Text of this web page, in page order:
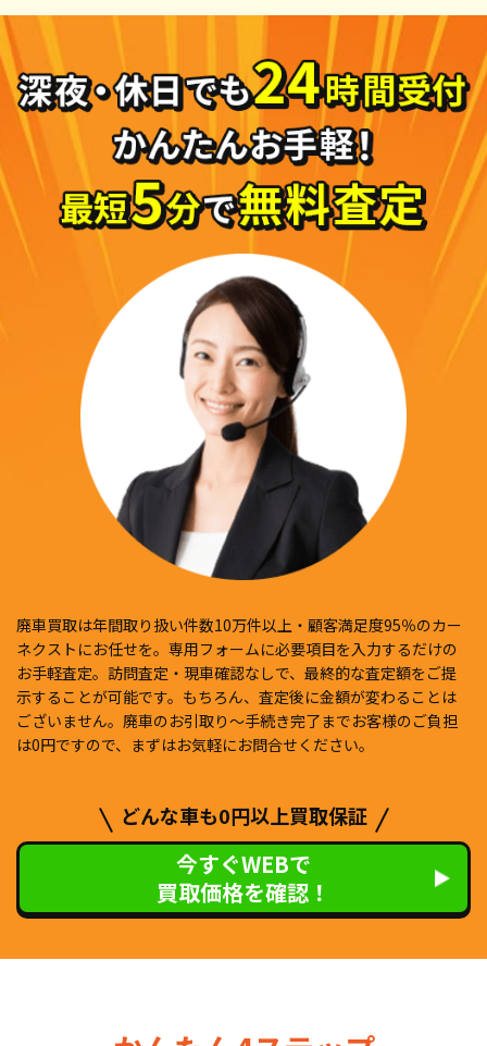
廃車買取は年間取り扱い件数10万件以上・顧客満足度95％のカー
ネクストにお任せを。専用フォームに必要項目を入力するだけの
お手軽査定。訪問査定・現車確認なしで、最終的な査定額をご提
示することが可能です。もちろん、査定後に金額が変わることは
ございません。廃車のお引取り〜手続き完了までお客様のご負担
は0円ですので、まずはお気軽にお問合せください。
どんな車も0円以上買取保証
今すぐWEBで
買取価格を確認！